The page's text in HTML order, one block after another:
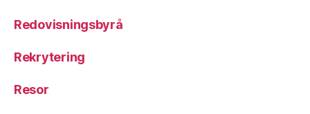
Redovisningsbyrå
Rekrytering
Resor